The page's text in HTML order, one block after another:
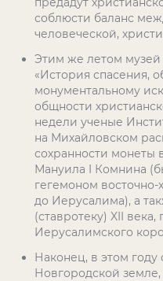
соблюсти баланс
человеческой,
Этим же летом
«История спасения,
монументальному
общности
недели ученые
на Михайловском
сохранности монеты
Мануила I Комнина
гегемоном восточно-
до Иерусалима), а
(ставротеку) XII века,
Иерусалимского
Наконец, в этом году
Новгородской